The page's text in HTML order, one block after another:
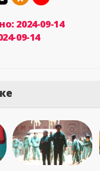
2024-09-14
09-14